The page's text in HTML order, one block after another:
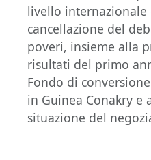
livello internazionale
cancellazione del
poveri, insieme alla
risultati del primo
Fondo di
in Guinea Conakry e
situazione del